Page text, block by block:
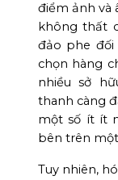
điểm ảnh và
không thất
đảo phe đối
chọn hàng
nhiều sở
thanh càng
một số ít ít
bên trên
Tuy nhiên,